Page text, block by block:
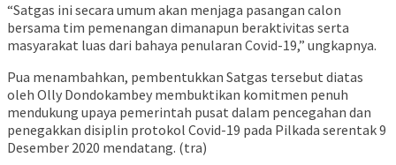
“Satgas ini secara umum akan menjaga pasangan calon
bersama tim pemenangan dimanapun beraktivitas serta
masyarakat luas dari bahaya penularan Covid-19,” ungkapnya.
Pua menambahkan, pembentukkan Satgas tersebut diatas
oleh Olly Dondokambey membuktikan komitmen penuh
mendukung upaya pemerintah pusat dalam pencegahan dan
penegakkan disiplin protokol Covid-19 pada Pilkada serentak 9
Desember 2020 mendatang. (tra)